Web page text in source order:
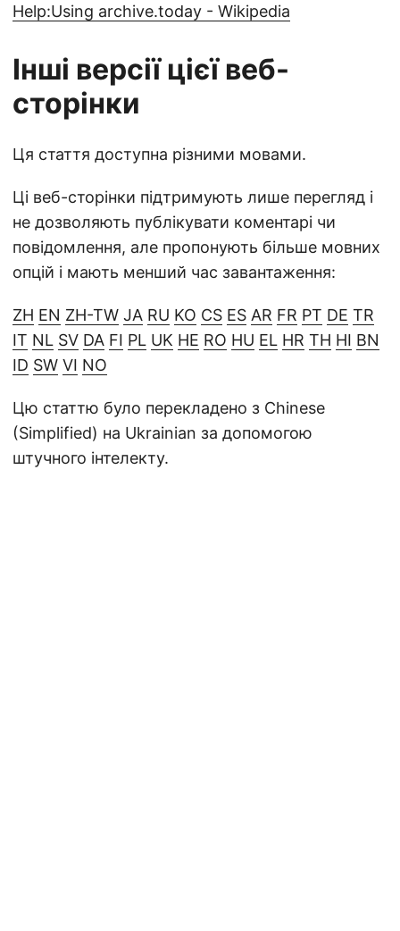
Help:Using archive.today - Wikipedia
Інші версії цієї веб-
сторінки
Ця стаття доступна різними мовами.
Ці веб-сторінки підтримують лише перегляд і
не дозволяють публікувати коментарі чи
повідомлення, але пропонують більше мовних
опцій і мають менший час завантаження:
ZH EN ZH-TW JA RU KO CS ES AR FR PT DE TR
IT NL SV DA FI PL UK HE RO HU EL HR TH HI BN
ID SW VI NO
Цю статтю було перекладено з Chinese
(Simplified) на Ukrainian за допомогою
штучного інтелекту.